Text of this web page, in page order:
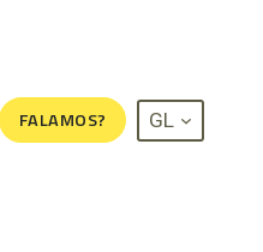
FALAMOS? GL